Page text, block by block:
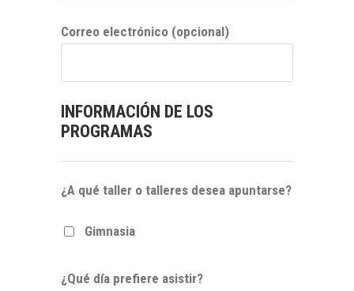
Correo electrónico (opcional)
INFORMACIÓN DE LOS
PROGRAMAS
¿A qué taller o talleres desea apuntarse?
Gimnasia
¿Qué día prefiere asistir?